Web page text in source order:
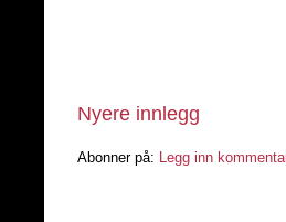
Nyere innlegg
Abonner på: Legg inn